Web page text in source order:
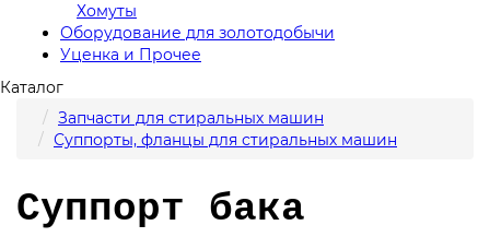
Хомуты
Оборудование для золотодобычи
Уценка и Прочее
Каталог
Запчасти для стиральных машин
Суппорты, фланцы для стиральных машин
Суппорт бака